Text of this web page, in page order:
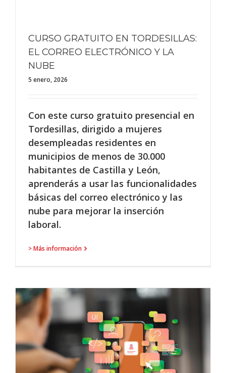
CURSO GRATUITO EN TORDESILLAS:
EL CORREO ELECTRÓNICO Y LA
NUBE
5 enero, 2026
Con este curso gratuito presencial en
Tordesillas, dirigido a mujeres
desempleadas residentes en
municipios de menos de 30.000
habitantes de Castilla y León,
aprenderás a usar las funcionalidades
básicas del correo electrónico y las
nube para mejorar la inserción
laboral.
> Más información